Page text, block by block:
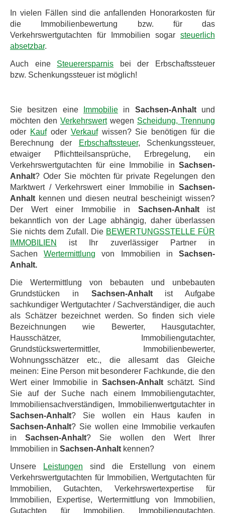
In vielen Fällen sind die anfallenden Honorarkosten für
die Immobilienbewertung bzw. für das
Verkehrswertgutachten für Immobilien sogar steuerlich
absetzbar.
Auch eine Steuerersparnis bei der Erbschaftssteuer
bzw. Schenkungssteuer ist möglich!
Sie besitzen eine Immobilie in Sachsen-Anhaltund
möchten den Verkehrswertwegen Scheidung, Trennung
oder Kaufoder Verkaufwissen? Sie benötigen für die
Berechnung der
Erbschaftssteuer, Schenkungssteuer,
etwaiger Pflichtteilsansprüche, Erbregelung, ein
Verkehrswertgutachten für eine Immobilie in Sachsen-
Anhalt? Oder Sie möchten für private Regelungen den
Marktwert / Verkehrswert einer Immobilie in Sachsen-
Anhalt kennen und diesen neutral bescheinigt wissen?
Der Wert einer Immobilie in Sachsen-Anhaltist
bekanntlich von der Lage abhängig, daher überlassen
Sie nichts dem Zufall. Die BEWERTUNGSSTELLE FÜR
IMMOBILIEN
ist Ihr zuverlässiger Partner in
SachenWertermittlung von Immobilien in Sachsen-
Anhalt.
Die Wertermittlung von bebauten und unbebauten
Grundstücken in Sachsen-Anhaltist Aufgabe
sachkundiger Wertgutachter / Sachverständiger, die auch
als Schätzer bezeichnet werden. So finden sich viele
Bezeichnungen wie Bewerter, Hausgutachter,
Hausschätzer, Immobiliengutachter,
Grundstückswertermittler, Immobilienbewerter,
Wohnungsschätzer etc., die allesamt das Gleiche
meinen: Eine Person mit besonderer Fachkunde, die den
Wert einer Immobilie in Sachsen-Anhalt schätzt. Sind
Sie auf der Suche nach einem Immobiliengutachter,
Immobiliensachverständigen, Immobilienwertgutachter in
Sachsen-Anhalt? Sie wollen ein Haus kaufen in
Sachsen-Anhalt? Sie wollen eine Immobilie verkaufen
in Sachsen-Anhalt? Sie wollen den Wert Ihrer
Immobilien in Sachsen-Anhalt kennen?
Unsere Leistungen sind die Erstellung von einem
Verkehrswertgutachten für Immobilien, Wertgutachten für
Immobilien, Gutachten, Verkehrswertexpertise für
Immobilien, Expertise, Wertermittlung von Immobilien,
Gutachten für Immobilien, Immobiliengutachten,